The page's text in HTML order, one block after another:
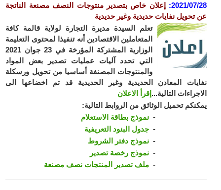
2021/
: إعلان خاص بتصدير منتوجات النصف مصنعة الناتجة
نفايات حديدية وغير حديدية
تعلم السيدة مديرة التجارة لولاية قالمة كافة
المتعاملين الاقتصادين أنه تنفيذا لمحتوى التعليمة
الوزارية المشتركة المؤرخة في 23 جوان 2021
التي تحدد آليات عمليات تصدير بعض المواد
والمنتوجات المصنفة أساسيا من تحويل ورسكلة
المعادن الحديدية وغير الحديدية قد تم اخضاعها الى
التالية... إقرأ الاعلان
تحميل الوثائق من الروابط التالية:
نموذج بطاقة الاستعلام
جدول البنود التعريفية
نموذج دفتر الشروط
نموذج رخصة تصدير
ملف تصدير المنتجات نصف مصنعة